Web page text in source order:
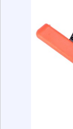
em espaços
ergonômicos
conforto e
alicates de corte
alicates de
qualidade e
garantir que